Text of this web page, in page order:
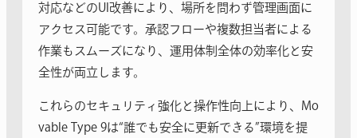
対応などのUI改善により、場所を問わず管理画面に
アクセス可能です。承認フローや複数担当者による
作業もスムーズになり、運用体制全体の効率化と安
全性が両立します。
これらのセキュリティ強化と操作性向上により、Mo
vable Type 9は“誰でも安全に更新できる”環境を提